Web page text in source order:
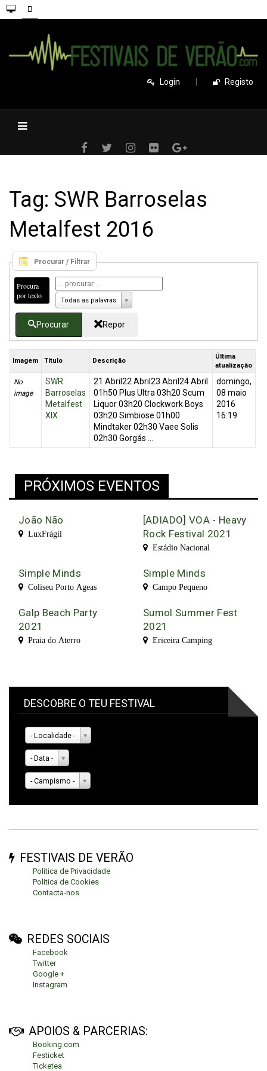
Login Registo
Tag: SWR Barroselas
Metalfest 2016
Procurar / Filtrar
Procura
por texto
Todas as palavras
Procurar Repor
Imagem Título Descrição
Última
atualização
No
image
SWR
Barroselas
Metalfest
XIX
21 Abril22 Abril23 Abril24 Abril
01h50 Plus Ultra 03h20 Scum
Liquor 03h20 Clockwork Boys
03h20 Simbiose 01h00
Mindtaker 02h30 Vaee Solis
02h30 Gorgás ...
domingo,
08 maio
2016
16:19
PRÓXIMOS EVENTOS
João Não
LuxFrágil
[ADIADO] VOA - Heavy
Rock Festival 2021
Estádio Nacional
Simple Minds
Coliseu Porto Ageas
Simple Minds
Campo Pequeno
Galp Beach Party
2021
Praia do Aterro
Sumol Summer Fest
2021
Ericeira Camping
DESCOBRE O TEU FESTIVAL
- Localidade -
- Data -
- Campismo -
FESTIVAIS DE VERÃO
Política de Privacidade
Política de Cookies
Contacta-nos
REDES SOCIAIS
Facebook
Twitter
Google +
Instagram
APOIOS & PARCERIAS:
Booking.com
Festicket
Ticketea